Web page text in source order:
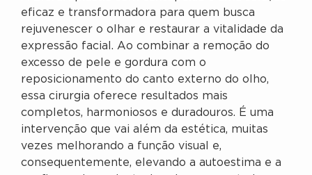
eficaz e transformadora para quem busca
rejuvenescer o olhar e restaurar a vitalidade da
expressão facial. Ao combinar a remoção do
excesso de pele e gordura com o
reposicionamento do canto externo do olho,
essa cirurgia oferece resultados mais
completos, harmoniosos e duradouros. É uma
intervenção que vai além da estética, muitas
vezes melhorando a função visual e,
consequentemente, elevando a autoestima e a